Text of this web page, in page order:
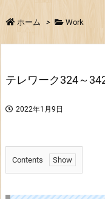
ホーム > Work
テレワーク324～
2022年1月9日
Contents
1.